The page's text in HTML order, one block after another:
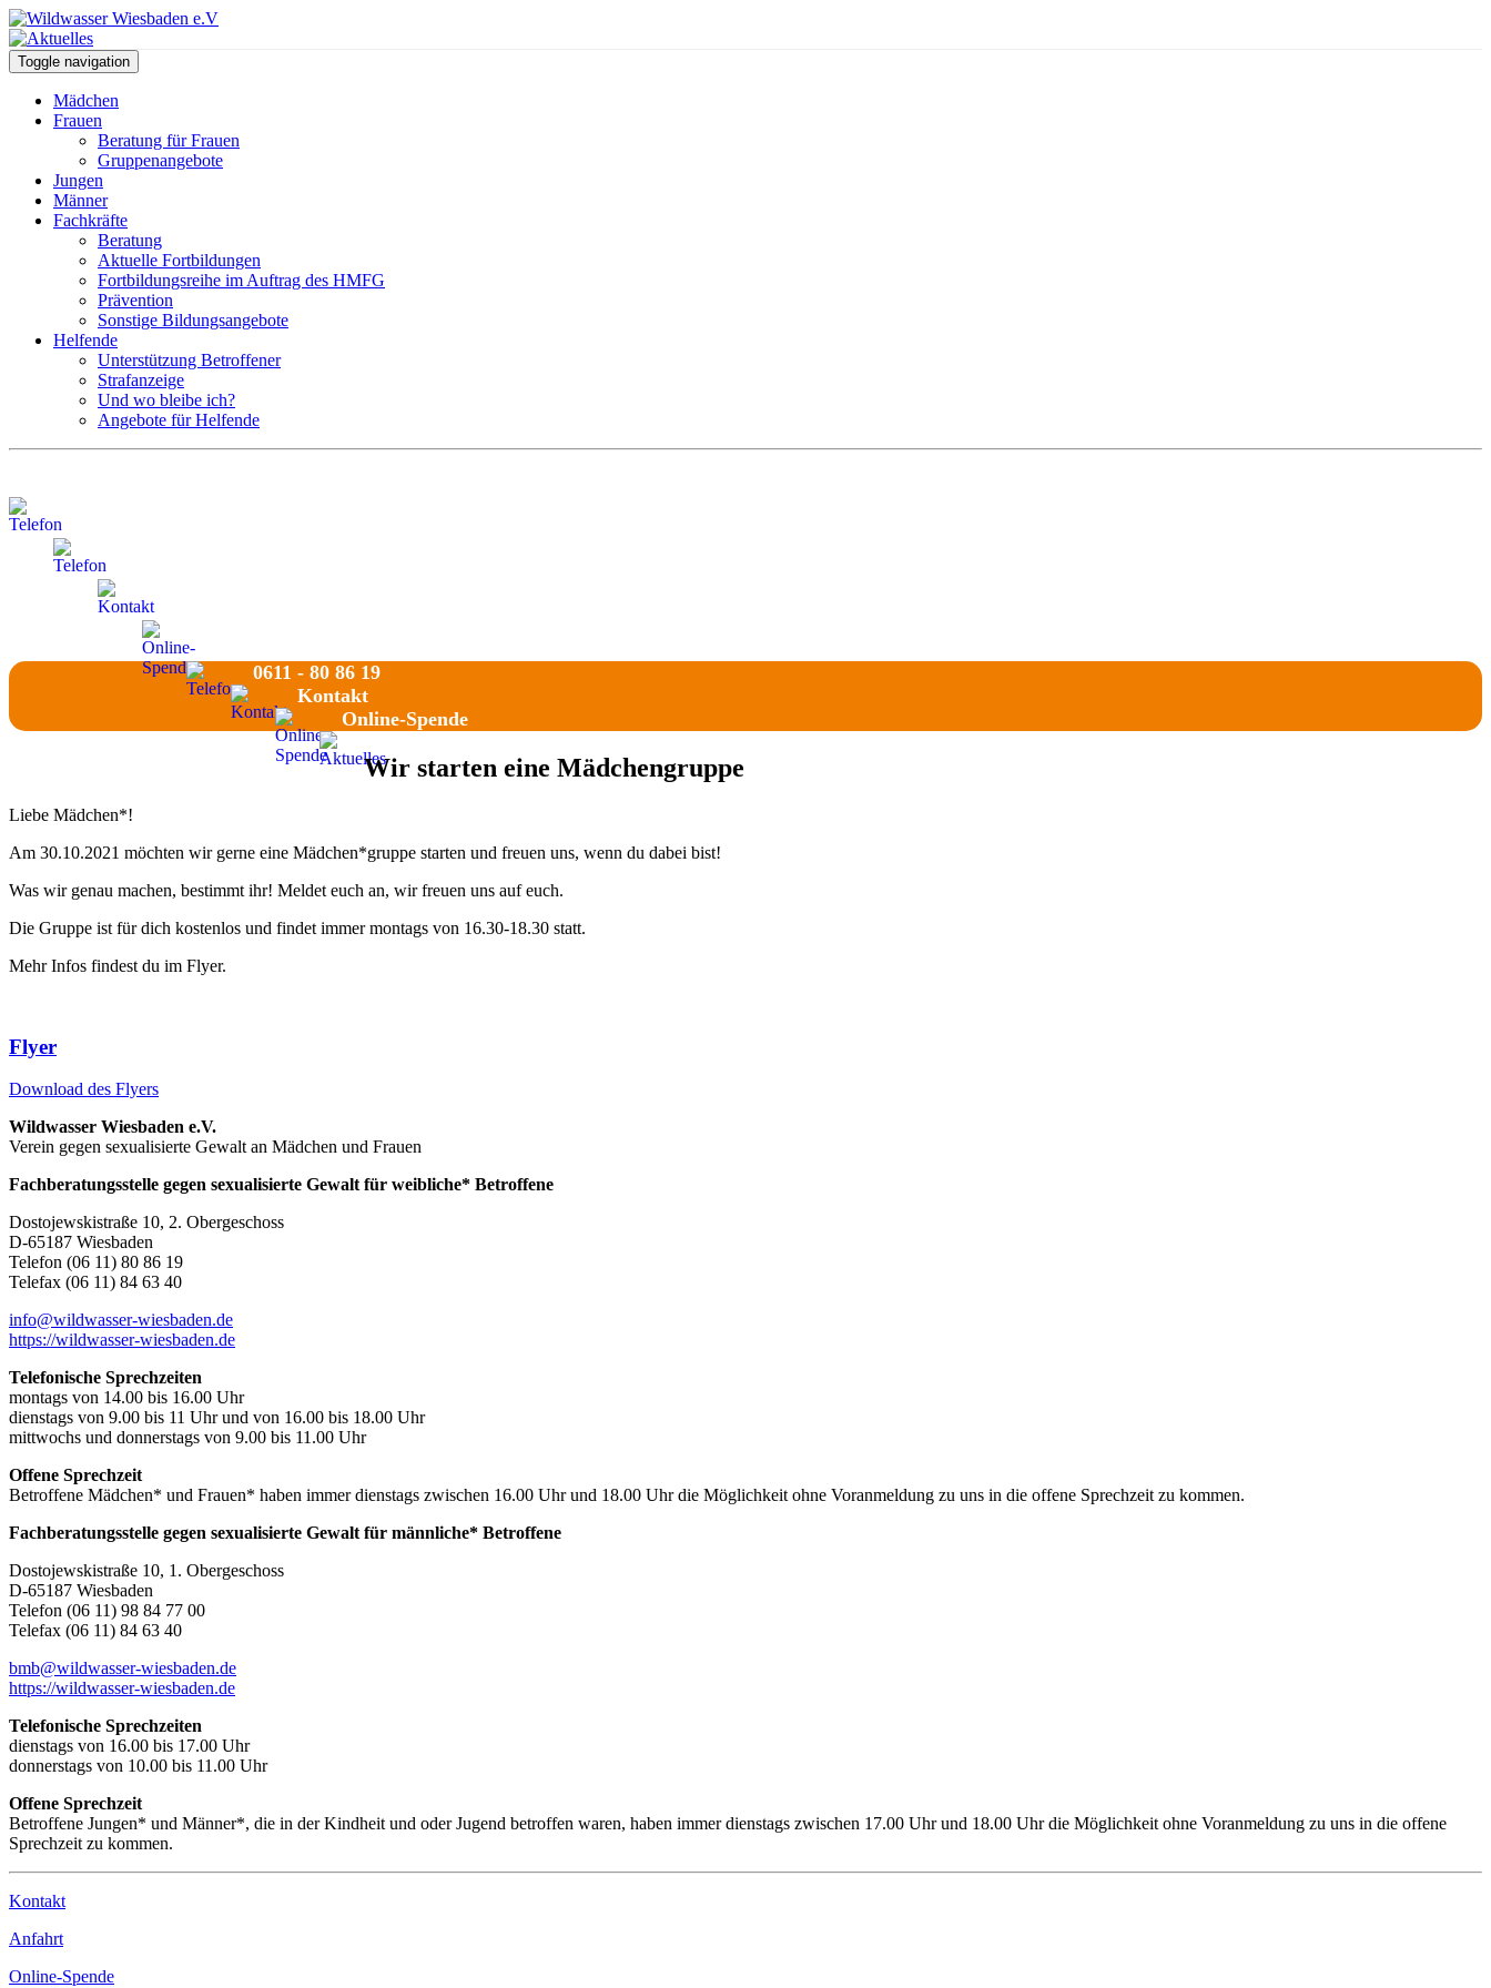
Toggle navigation
Mädchen
Frauen
Beratung für Frauen
Gruppenangebote
Jungen
Männer
Fachkräfte
Beratung
Aktuelle Fortbildungen
Fortbildungsreihe im Auftrag des HMFG
Prävention
Sonstige Bildungsangebote
Helfende
Unterstützung Betroffener
Strafanzeige
Und wo bleibe ich?
Angebote für Helfende
0611 - 80 86 19
Kontakt
Online-Spende
Wir starten eine Mädchengruppe
Liebe Mädchen*!
Am 30.10.2021 möchten wir gerne eine Mädchen*gruppe starten und freuen uns, wenn du dabei bist!
Was wir genau machen, bestimmt ihr! Meldet euch an, wir freuen uns auf euch.
Die Gruppe ist für dich kostenlos und findet immer montags von 16.30-18.30 statt.
Mehr Infos findest du im Flyer.
Flyer
Download des Flyers
Wildwasser Wiesbaden e.V.
Verein gegen sexualisierte Gewalt an Mädchen und Frauen
Fachberatungsstelle gegen sexualisierte Gewalt für weibliche* Betroffene
Dostojewskistraße 10, 2. Obergeschoss
D-65187 Wiesbaden
Telefon (06 11) 80 86 19
Telefax (06 11) 84 63 40
info@wildwasser-wiesbaden.de
https://wildwasser-wiesbaden.de
Telefonische Sprechzeiten
montags von 14.00 bis 16.00 Uhr
dienstags von 9.00 bis 11 Uhr und von 16.00 bis 18.00 Uhr
mittwochs und donnerstags von 9.00 bis 11.00 Uhr
Offene Sprechzeit
Betroffene Mädchen* und Frauen* haben immer dienstags zwischen 16.00 Uhr und 18.00 Uhr die Möglichkeit ohne Voranmeldung zu uns in die offene Sprechzeit zu kommen.
Fachberatungsstelle gegen sexualisierte Gewalt für männliche* Betroffene
Dostojewskistraße 10, 1. Obergeschoss
D-65187 Wiesbaden
Telefon (06 11) 98 84 77 00
Telefax (06 11) 84 63 40
bmb@wildwasser-wiesbaden.de
https://wildwasser-wiesbaden.de
Telefonische Sprechzeiten
dienstags von 16.00 bis 17.00 Uhr
donnerstags von 10.00 bis 11.00 Uhr
Offene Sprechzeit
Betroffene Jungen* und Männer*, die in der Kindheit und oder Jugend betroffen waren, haben immer dienstags zwischen 17.00 Uhr und 18.00 Uhr die Möglichkeit ohne Voranmeldung zu uns in die offene
Sprechzeit zu kommen.
Kontakt
Anfahrt
Online-Spende